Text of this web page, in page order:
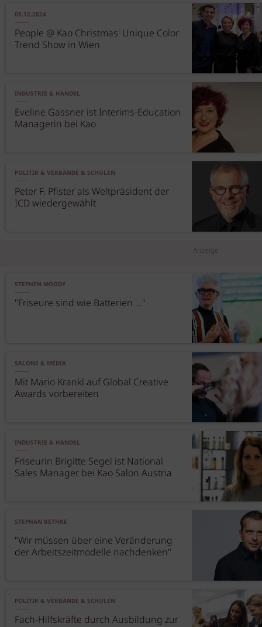
05.12.2024
People @ Kao Christmas' Unique Color
Trend Show in Wien
INDUSTRIE & HANDEL
Eveline Gassner ist Interims-Education
Managerin bei Kao
POLITIK & VERBÄNDE & SCHULEN
Peter F. Pfister als Weltpräsident der
ICD wiedergewählt
Anzeige
STEPHEN MOODY
"Friseure sind wie Batterien …"
SALONS & MEDIA
Mit Mario Krankl auf Global Creative
Awards vorbereiten
INDUSTRIE & HANDEL
Friseurin Brigitte Segel ist National
Sales Manager bei Kao Salon Austria
STEPHAN BETHKE
"Wir müssen über eine Veränderung
der Arbeitszeitmodelle nachdenken"
POLITIK & VERBÄNDE & SCHULEN
Fach-Hilfskräfte durch Ausbildung zur